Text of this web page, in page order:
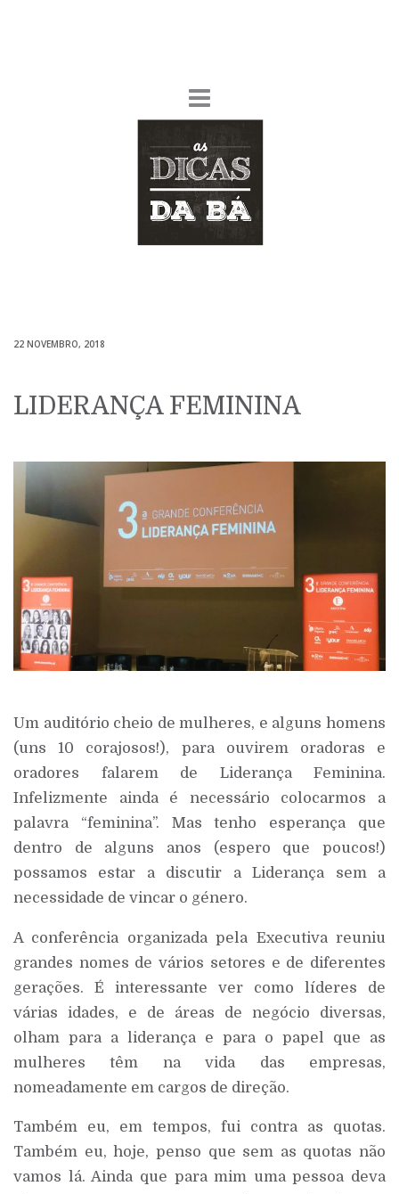
22 NOVEMBRO, 2018
LIDERANÇA FEMININA
Um auditório cheio de mulheres, e alguns homens
(uns 10 corajosos!), para ouvirem oradoras e
oradores falarem de Liderança Feminina.
Infelizmente ainda é necessário colocarmos a
palavra “feminina”. Mas tenho esperança que
dentro de alguns anos (espero que poucos!)
possamos estar a discutir a Liderança sem a
necessidade de vincar o género.
A conferência organizada pela Executiva reuniu
grandes nomes de vários setores e de diferentes
gerações. É interessante ver como líderes de
várias idades, e de áreas de negócio diversas,
olham para a liderança e para o papel que as
mulheres têm na vida das empresas,
nomeadamente em cargos de direção.
Também eu, em tempos, fui contra as quotas.
Também eu, hoje, penso que sem as quotas não
vamos lá. Ainda que para mim uma pessoa deva